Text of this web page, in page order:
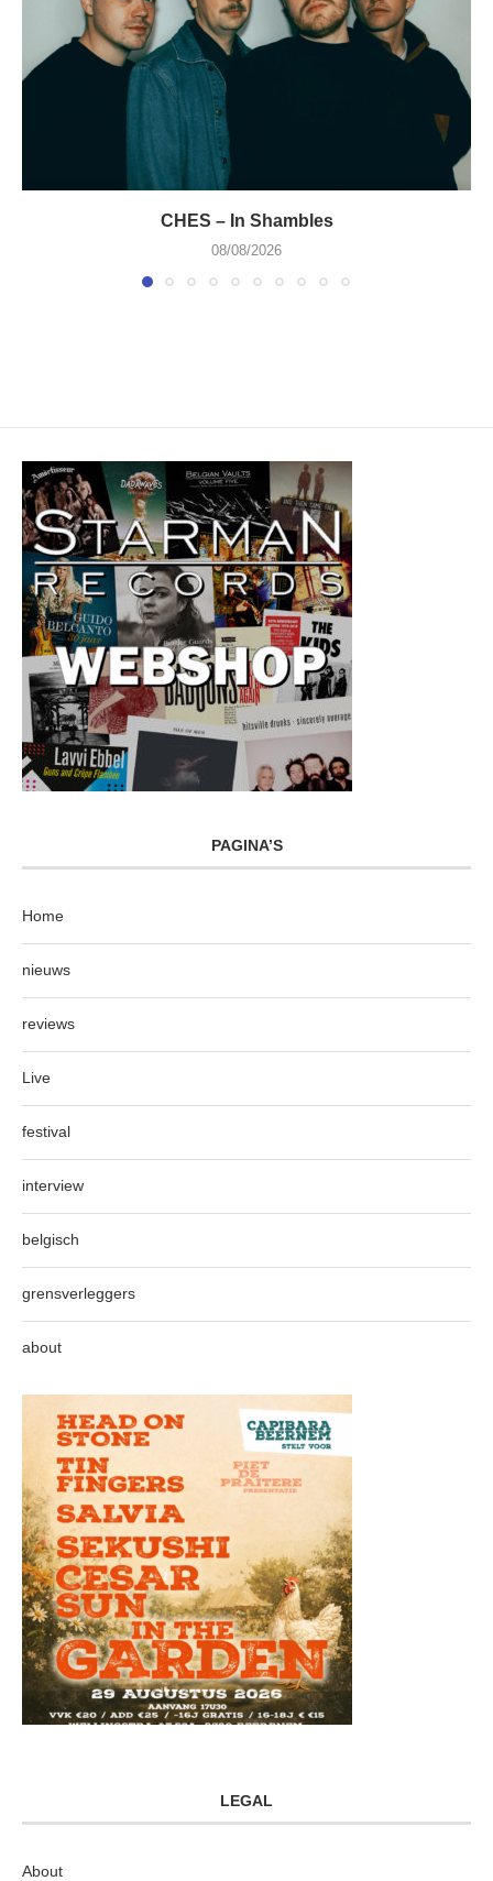
CHES – In Shambles
08/08/2026
PAGINA’S
Home
nieuws
reviews
Live
festival
interview
belgisch
grensverleggers
about
LEGAL
About